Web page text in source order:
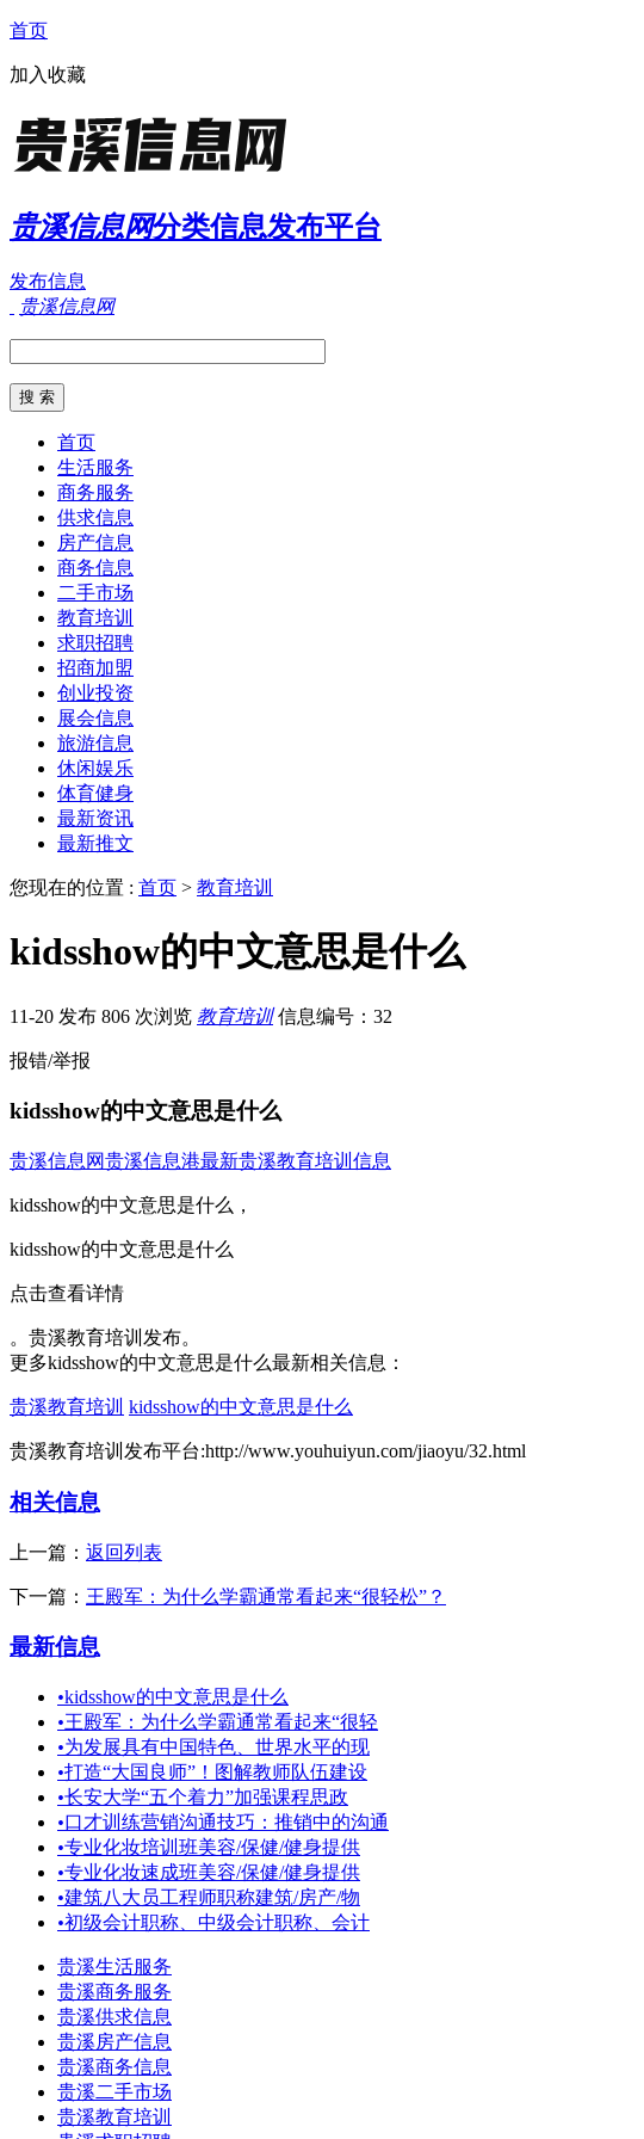
首页
加入收藏
贵溪信息网分类信息发布平台
发布信息
贵溪信息网
首页
生活服务
商务服务
供求信息
房产信息
商务信息
二手市场
教育培训
求职招聘
招商加盟
创业投资
展会信息
旅游信息
休闲娱乐
体育健身
最新资讯
最新推文
您现在的位置 : 首页 > 教育培训
kidsshow的中文意思是什么
11-20 发布 806 次浏览 教育培训 信息编号：32
报错/举报
kidsshow的中文意思是什么
贵溪信息网贵溪信息港最新贵溪教育培训信息
kidsshow的中文意思是什么，
kidsshow的中文意思是什么
点击查看详情
。贵溪教育培训发布。
更多kidsshow的中文意思是什么最新相关信息：
贵溪教育培训 kidsshow的中文意思是什么
贵溪教育培训发布平台:http://www.youhuiyun.com/jiaoyu/32.html
相关信息
上一篇： 返回列表
下一篇： 王殿军：为什么学霸通常看起来“很轻松”？
最新信息
•kidsshow的中文意思是什么
•王殿军：为什么学霸通常看起来“很轻
•为发展具有中国特色、世界水平的现
•打造“大国良师”！图解教师队伍建设
•长安大学“五个着力”加强课程思政
•口才训练营销沟通技巧：推销中的沟通
•专业化妆培训班美容/保健/健身提供
•专业化妆速成班美容/保健/健身提供
•建筑八大员工程师职称建筑/房产/物
•初级会计职称、中级会计职称、会计
贵溪生活服务
贵溪商务服务
贵溪供求信息
贵溪房产信息
贵溪商务信息
贵溪二手市场
贵溪教育培训